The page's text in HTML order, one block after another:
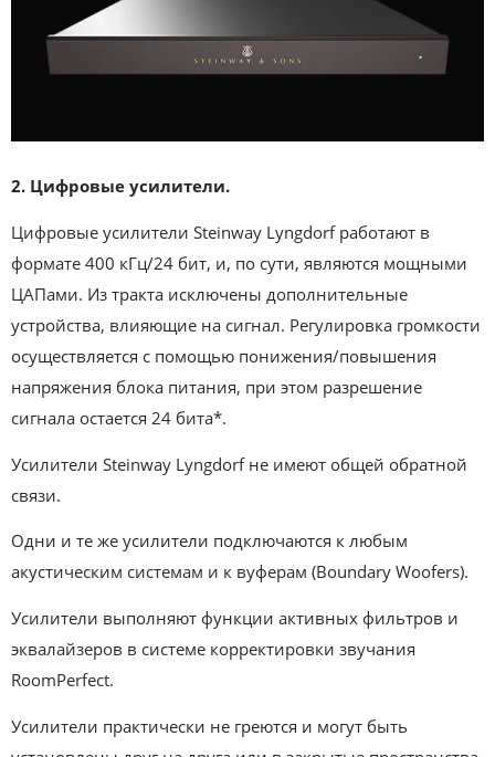
2. Цифровые усилители.
Цифровые усилители Steinway Lyngdorf работают в
формате 400 кГц/24 бит, и, по сути, являются мощными
ЦАПами. Из тракта исключены дополнительные
устройства, влияющие на сигнал. Регулировка громкости
осуществляется с помощью понижения/повышения
напряжения блока питания, при этом разрешение
сигнала остается 24 бита*.
Усилители Steinway Lyngdorf не имеют общей обратной
связи.
Одни и те же усилители подключаются к любым
акустическим системам и к вуферам (Boundary Woofers).
Усилители выполняют функции активных фильтров и
эквалайзеров в системе корректировки звучания
RoomPerfect.
Усилители практически не греются и могут быть